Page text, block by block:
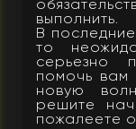
выполнить.
В
то
серьезно
помочь вам
новую
решите
пожалеете